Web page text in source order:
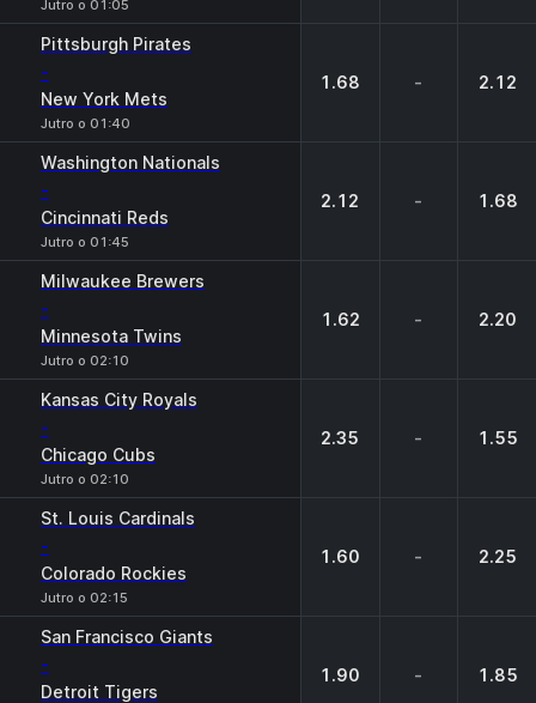
Jutro o 01:05
Pittsburgh Pirates
-
New York Mets
Jutro o 01:40
1.68 - 2.12
Washington Nationals
-
Cincinnati Reds
Jutro o 01:45
2.12 - 1.68
Milwaukee Brewers
-
Minnesota Twins
Jutro o 02:10
1.62 - 2.20
Kansas City Royals
-
Chicago Cubs
Jutro o 02:10
2.35 - 1.55
St. Louis Cardinals
-
Colorado Rockies
Jutro o 02:15
1.60 - 2.25
San Francisco Giants
-
Detroit Tigers
1.90 - 1.85